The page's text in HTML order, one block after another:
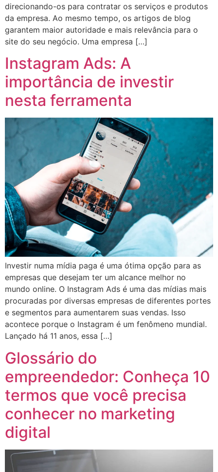
direcionando-os para contratar os serviços e produtos
da empresa. Ao mesmo tempo, os artigos de blog
garantem maior autoridade e mais relevância para o
site do seu negócio. Uma empresa […]
Instagram Ads: A
importância de investir
nesta ferramenta
Investir numa mídia paga é uma ótima opção para as
empresas que desejam ter um alcance melhor no
mundo online. O Instagram Ads é uma das mídias mais
procuradas por diversas empresas de diferentes portes
e segmentos para aumentarem suas vendas. Isso
acontece porque o Instagram é um fenômeno mundial.
Lançado há 11 anos, essa […]
Glossário do
empreendedor: Conheça 10
termos que você precisa
conhecer no marketing
digital